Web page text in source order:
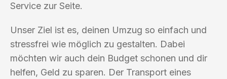
Service zur Seite.
Unser Ziel ist es, deinen Umzug so einfach und
stressfrei wie möglich zu gestalten. Dabei
möchten wir auch dein Budget schonen und dir
helfen, Geld zu sparen. Der Transport eines